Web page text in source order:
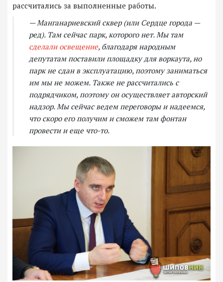
рассчитались за выполненные работы.
— Манганариевский сквер (или Сердце города —
ред). Там сейчас парк, которого нет. Мы там
сделали освещение, благодаря народным
депутатам поставили площадку для воркаута, но
парк не сдан в эксплуатацию, поэтому заниматься
им мы не можем. Также не рассчитались с
подрядчиком, поэтому он осуществляет авторский
надзор. Мы сейчас ведем переговоры и надеемся,
что скоро его получим и сможем там фонтан
провести и еще что-то.